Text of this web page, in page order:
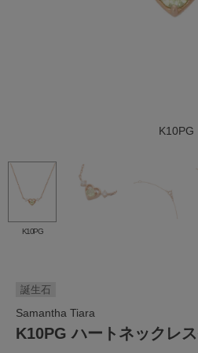
K10PG
K10PG
Samantha Tiara
K10PG ハートネックレ
誕生石